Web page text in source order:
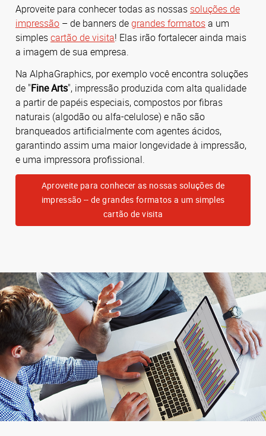
Aproveite para conhecer todas as nossas soluções de
impressão – de banners degrandes formatosa um
simplescartão de visita! Elas irão fortalecer ainda mais
a imagem de sua empresa.
Na AlphaGraphics, por exemplo você encontra soluções
de "Fine Arts", impressão produzida com alta qualidade
a partir de papéis especiais, compostos por fibras
naturais (algodão ou alfa-celulose) e não são
branqueados artificialmente com agentes ácidos,
garantindo assim uma maior longevidade à impressão,
e uma impressora profissional.
Aproveite para conhecer as nossas soluções de
impressão -- de grandes formatos a um simples
cartão de visita